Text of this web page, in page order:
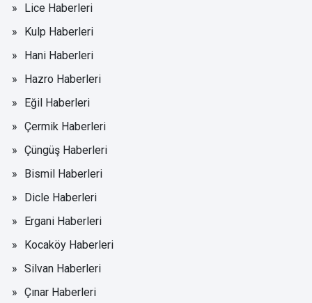
Lice Haberleri
Kulp Haberleri
Hani Haberleri
Hazro Haberleri
Eğil Haberleri
Çermik Haberleri
Çüngüş Haberleri
Bismil Haberleri
Dicle Haberleri
Ergani Haberleri
Kocaköy Haberleri
Silvan Haberleri
Çınar Haberleri